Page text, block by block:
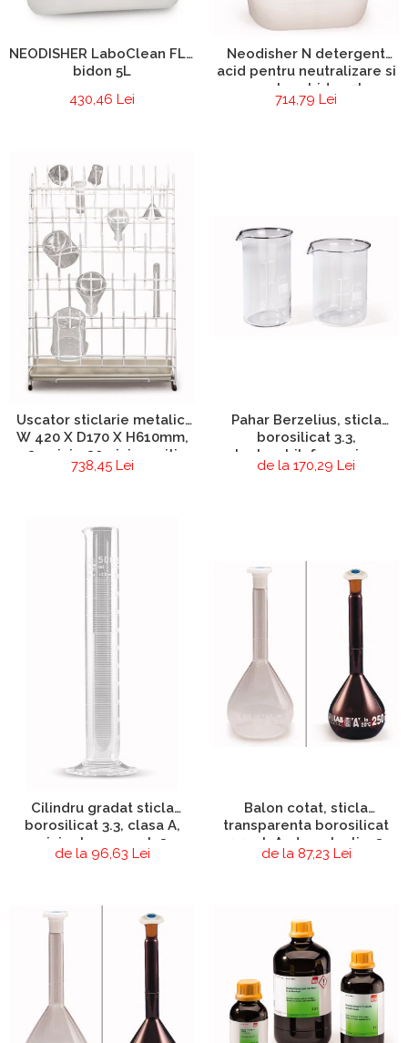
NEODISHER LaboClean FLA
bidon 5L
430,46 Lei
Neodisher N detergent
acid pentru neutralizare si
curatare bidon 5L
714,79 Lei
Uscator sticlarie metalic,
W 420 X D170 X H610mm,
24 pini + 20 pini arcuiti
738,45 Lei
Pahar Berzelius, sticla
borosilicat 3.3,
autoclavabil, forma joasa,
cu cioc, gradat,10 buc/set
de la 170,29 Lei
Cilindru gradat sticla
borosilicat 3.3, clasa A,
picior hexagonal, 2
buc/set
de la 96,63 Lei
Balon cotat, sticla
transparenta borosilicat
3.3, cl. A, dop plastic, 2
buc/set
de la 87,23 Lei